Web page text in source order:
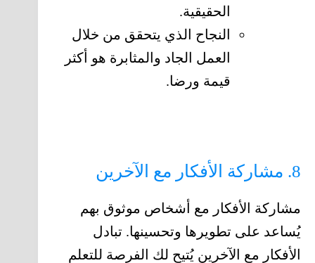
الحقيقية.
النجاح الذي يتحقق من خلال
العمل الجاد والمثابرة هو أكثر
قيمة ورضا.
8. مشاركة الأفكار مع الآخرين
مشاركة الأفكار مع أشخاص موثوق بهم
يُساعد على تطويرها وتحسينها. تبادل
الأفكار مع الآخرين يُتيح لك الفرصة للتعلم